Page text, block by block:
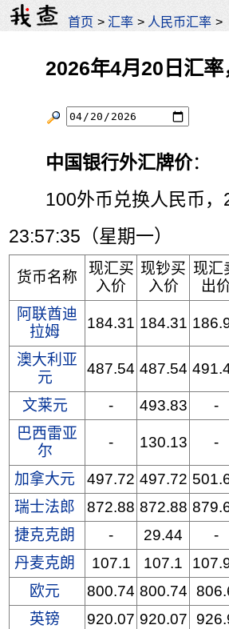
首页 >汇率 > 人民币汇率 >
2026年4月20日汇
中国银行外汇牌价：
100外币兑换人民币，
23:57:35（星期一）
货币名称
现汇买
入价
现钞买
入价
现汇
出
阿联酋迪
拉姆
184.31 184.31
澳大利亚
元
487.54 487.54
文莱元 - 493.83 -
巴西雷亚
尔
- 130.13 -
加拿大元 497.72 497.72
瑞士法郎
872.88 872.88
捷克克朗
- 29.44 -
丹麦克朗
107.1 107.1
欧元
800.74 800.74
英镑
920.07 920.07